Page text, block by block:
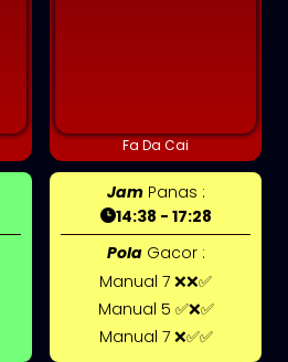
Fa Da Cai
JamPanas :
14:38 - 17:28
PolaGacor :
Manual 7 ❌❌✅
Manual 5 ✅❌✅
Manual 7 ❌✅✅